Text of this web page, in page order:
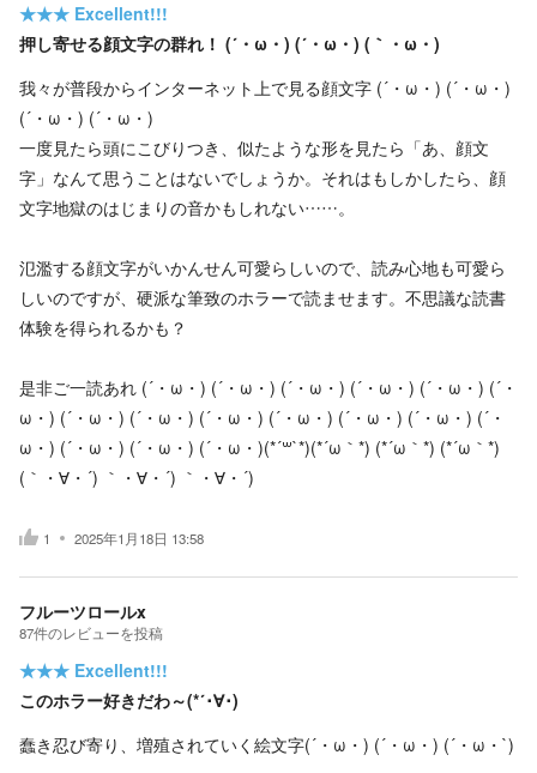
★★★ Excellent!!!
押し寄せる顔文字の群れ！ (´・ω・) (´・ω・) (｀・ω・)
我々が普段からインターネット上で見る顔文字 (´・ω・) (´・ω・)
(´・ω・) (´・ω・)
一度見たら頭にこびりつき、似たような形を見たら「あ、顔文
字」なんて思うことはないでしょうか。それはもしかしたら、顔
文字地獄のはじまりの音かもしれない……。
氾濫する顔文字がいかんせん可愛らしいので、読み心地も可愛ら
しいのですが、硬派な筆致のホラーで読ませます。不思議な読書
体験を得られるかも？
是非ご一読あれ (´・ω・) (´・ω・) (´・ω・) (´・ω・) (´・ω・) (´・
ω・) (´・ω・) (´・ω・) (´・ω・) (´・ω・) (´・ω・) (´・ω・) (´・
ω・) (´・ω・) (´・ω・) (´・ω・)(*´꒳`*)(*´ω｀*) (*´ω｀*) (*´ω｀*)
(｀・∀・´) ｀・∀・´) ｀・∀・´)
1 2025年1月18日 13:58
フルーツロールx
87件のレビューを投稿
★★★ Excellent!!!
このホラー好きだわ～(*´･∀･)
蠢き忍び寄り、増殖されていく絵文字(´・ω・) (´・ω・) (´・ω・`)